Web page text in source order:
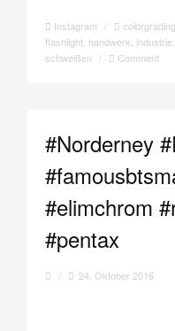
Instagram / colorgrading
flashlight, handwerk industrie,
schweißen / Comment
#Norderney
#elimchrom
#pentax
/ 24. Oktober 2016